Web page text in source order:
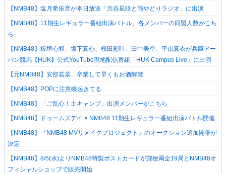
【NMB48】塩月希依音が本日放送「渋谷凪咲と雨やどりラジオ」に出演
【NMB48】11期生レギュラー番組出演バトル、各メンバーの同盟人数がこち
ら
【NMB48】板垣心和、坂下真心、桜田彩叶、田中美空、平山真衣が兵庫アー
バン競馬【HUK】公式YouTube現地配信番組「HUK Campus Live」に出演
【元NMB48】安部若菜、卒業して早くもお酒解禁
【NMB48】POPに注意喚起きてる
【NMB48】「ご乱心！士キャンプ」出演メンバーがこちら
【NMB48】ドゥームズデイ × NMB48 11期生レギュラー番組出演バトル開催
【NMB48】『NMB48 MVリメイクプロジェクト』のオークション追加開催が
決定
【NMB48】8/5(水)よりNMB48特製ポストカードが郵便局全19局とNMB48オ
フィシャルショップで販売開始